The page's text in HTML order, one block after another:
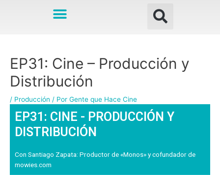
Menú
EP31: Cine – Producción y
Distribución
/ Producción / Por Gente que Hace Cine
EP31: CINE - PRODUCCIÓN Y
DISTRIBUCIÓN
Con Santiago Zapata: Productor de «Monos» y cofundador de
mowies.com
de
entradas